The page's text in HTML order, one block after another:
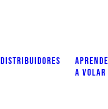
DISTRIBUIDORES
APRENDE
A VOLAR